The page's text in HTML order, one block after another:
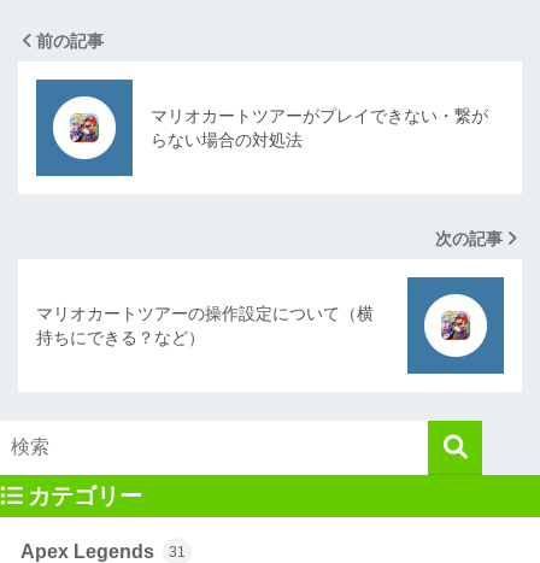
前の記事
マリオカートツアーがプレイできない・繋が
らない場合の対処法
次の記事
マリオカートツアーの操作設定について（横
持ちにできる？など）
カテゴリー
Apex Legends 31